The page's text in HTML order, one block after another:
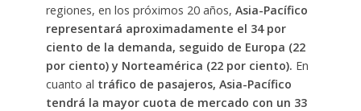
regiones, en los próximos 20 años, Asia-Pacífico
representará aproximadamente el 34 por
ciento de la demanda, seguido de Europa (22
por ciento) y Norteamérica (22 por ciento). En
cuanto al tráfico de pasajeros, Asia-Pacífico
tendrá la mayor cuota de mercado con un 33